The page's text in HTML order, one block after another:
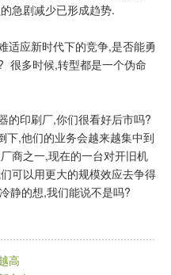
急剧减少已形成趋势.
应新时代下的竞争,是否能勇
很多时候,转型都是一个伪命
印刷厂,你们很看好后市吗?
下,他们的业务会越来越集中到
商之一,现在的一台对开旧机
可以用更大的规模效应去争得
静的想,我们能说不是吗?
高